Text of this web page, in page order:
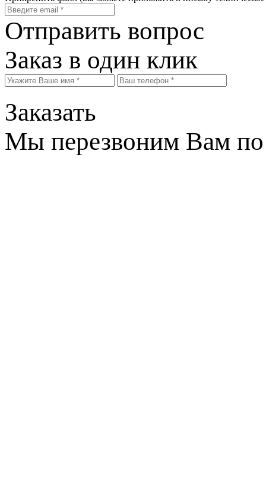
Отправить вопрос
Заказ в один клик
Заказать
Мы перезвоним Вам по